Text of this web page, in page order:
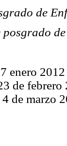
de
posgrado
enero 2012
de febrero
de marzo